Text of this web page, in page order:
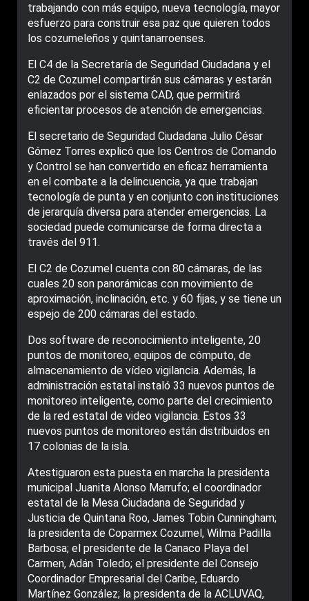
trabajando con más equipo, nueva tecnología, mayor
esfuerzo para construir esa paz que quieren todos
los cozumeleños y quintanarroenses.
El C4 de la Secretaría de Seguridad Ciudadana y el
C2 de Cozumel compartirán sus cámaras y estarán
enlazados por el sistema CAD, que permitirá
eficientar procesos de atención de emergencias.
El secretario de Seguridad Ciudadana Julio César
Gómez Torres explicó que los Centros de Comando
y Control se han convertido en eficaz herramienta
en el combate a la delincuencia, ya que trabajan
tecnología de punta y en conjunto con instituciones
de jerarquía diversa para atender emergencias. La
sociedad puede comunicarse de forma directa a
través del 911.
El C2 de Cozumel cuenta con 80 cámaras, de las
cuales 20 son panorámicas con movimiento de
aproximación, inclinación, etc. y 60 fijas, y se tiene un
espejo de 200 cámaras del estado.
Dos software de reconocimiento inteligente, 20
puntos de monitoreo, equipos de cómputo, de
almacenamiento de vídeo vigilancia. Además, la
administración estatal instaló 33 nuevos puntos de
monitoreo inteligente, como parte del crecimiento
de la red estatal de video vigilancia. Estos 33
nuevos puntos de monitoreo están distribuidos en
17 colonias de la isla.
Atestiguaron esta puesta en marcha la presidenta
municipal Juanita Alonso Marrufo; el coordinador
estatal de la Mesa Ciudadana de Seguridad y
Justicia de Quintana Roo, James Tobin Cunningham;
la presidenta de Coparmex Cozumel, Wilma Padilla
Barbosa; el presidente de la Canaco Playa del
Carmen, Adán Toledo; el presidente del Consejo
Coordinador Empresarial del Caribe, Eduardo
Martínez González; la presidenta de la ACLUVAQ,